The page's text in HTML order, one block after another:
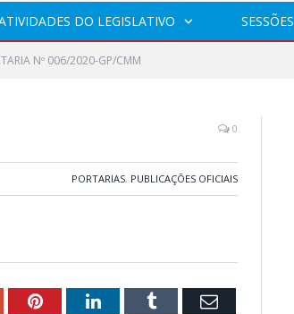
DO LEGISLATIVO SESSÕES
Nº 006/2020-GP/CMM
0
PORTARIAS, PUBLICAÇÕES OFICIAIS
PinterestLinkedInTumblr Email